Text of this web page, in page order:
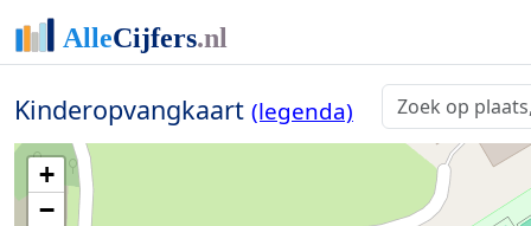
Kinderopvangkaart (legenda)
+
−